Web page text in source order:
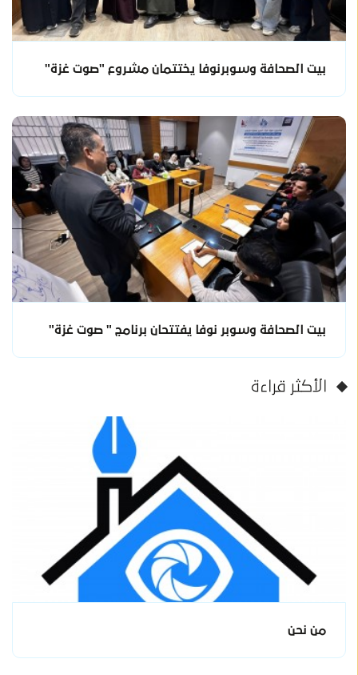
بيت الصحافة وسوبرنوفا يختتمان مشروع "صوت غزة"
بيت الصحافة وسوبر نوفا يفتتحان برنامج " صوت غزة"
الأكثر قراءة
من نحن